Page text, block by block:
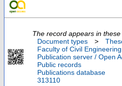
The record appears in
Document types
>
Faculty of Civil
Publication server / Open
Public records
Publications database
313110